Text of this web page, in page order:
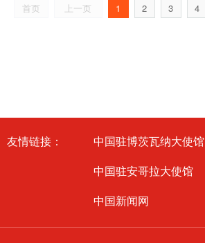
首页 上一页 1 2 3 4
友情链接： 中国驻博茨瓦纳大使馆
中国驻安哥拉大使馆
中国新闻网